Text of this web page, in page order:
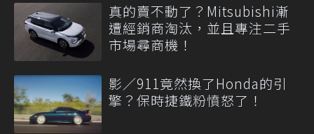
真的賣不動了？Mitsubishi漸
遭經銷商淘汰，並且專注二手
市場尋商機！
影／911竟然換了Honda的引
擎？保時捷鐵粉憤怒了！